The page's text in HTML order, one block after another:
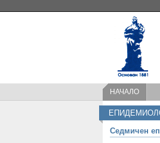
НАЧАЛО
Седмичен